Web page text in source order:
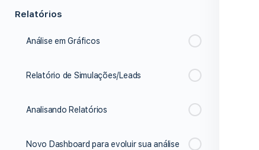
Relatórios
Análise em Gráficos
Relatório de Simulações/Leads
Analisando Relatórios
Novo Dashboard para evoluir sua análise